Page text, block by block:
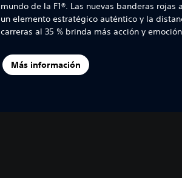
mundo de la F1®. Las nuevas banderas rojas
un elemento estratégico auténtico y la
carreras al 35 % brinda más acción y
Más información